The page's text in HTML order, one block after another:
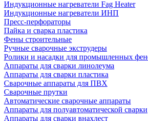
Индукционные нагреватели Fag Heater
Индукционные нагреватели ИНП
Пресс-перфораторы
Пайка и сварка пластика
Фены строительные
Ручные сварочные экструдеры
Ролики и насадки для промышленных
Аппараты для сварки линолеума
Аппараты для сварки пластика
Сварочные аппараты для ПВХ
Сварочные прутки
Автоматические сварочные аппараты
Аппараты для полуавтоматической сварки
Аппараты для сварки внахлест